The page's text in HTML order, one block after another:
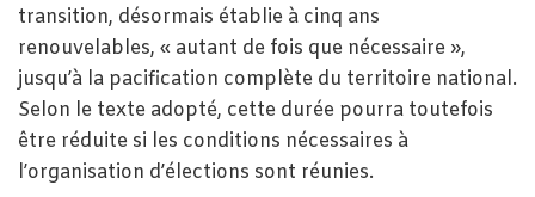
transition, désormais établie à cinq ans
renouvelables, « autant de fois que nécessaire »,
jusqu’à la pacification complète du territoire national.
Selon le texte adopté, cette durée pourra toutefois
être réduite si les conditions nécessaires à
l’organisation d’élections sont réunies.